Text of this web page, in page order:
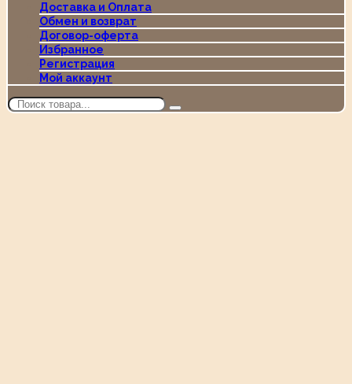
Доставка и Оплата
Обмен и возврат
Договор-оферта
Избранное
Регистрация
Мой аккаунт